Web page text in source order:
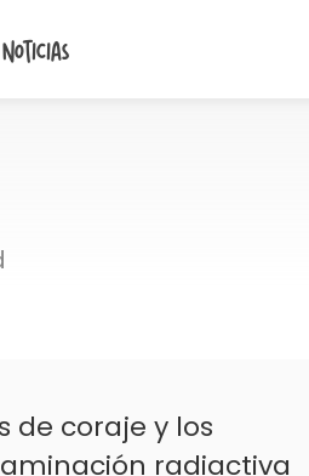
Noticias
de coraje y los
radiactiva